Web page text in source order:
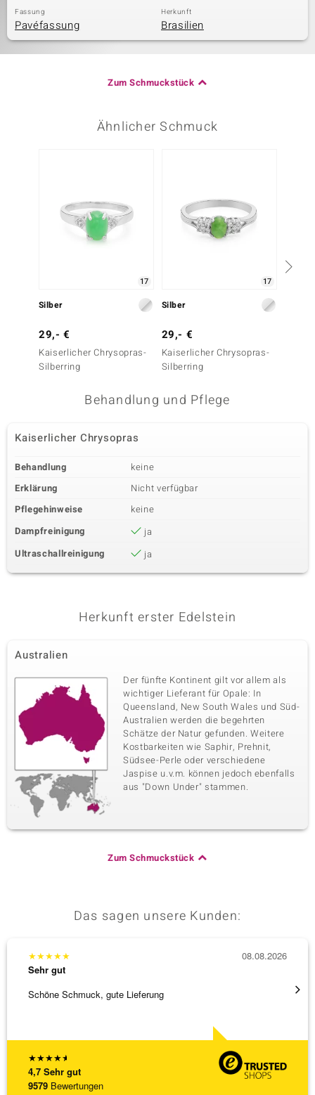
Fassung
Pavéfassung
Herkunft
Brasilien
Zum Schmuckstück
Ähnlicher Schmuck
17
Silber
29,- €
Kaiserlicher Chrysopras-
Silberring
17
Silber
29,- €
Kaiserlicher Chrysopras-
Silberring
Behandlung und Pflege
Kaiserlicher Chrysopras
Behandlung
keine
Erklärung
Nicht verfügbar
Pflegehinweise
keine
Dampfreinigung
ja
Ultraschallreinigung
ja
Herkunft erster Edelstein
Australien
Der fünfte Kontinent gilt vor allem als
wichtiger Lieferant für Opale: In
Queensland, New South Wales und Süd-
Australien werden die begehrten
Schätze der Natur gefunden. Weitere
Kostbarkeiten wie Saphir, Prehnit,
Südsee-Perle oder verschiedene
Jaspise u.v.m. können jedoch ebenfalls
aus "Down Under" stammen.
Zum Schmuckstück
Das sagen unsere Kunden:
★★★★★
4,7 Sehr gut
9579 Bewertungen
★★★★★
Sehr gut
Schöne Schmuck, gute Lieferung
08.08.2026